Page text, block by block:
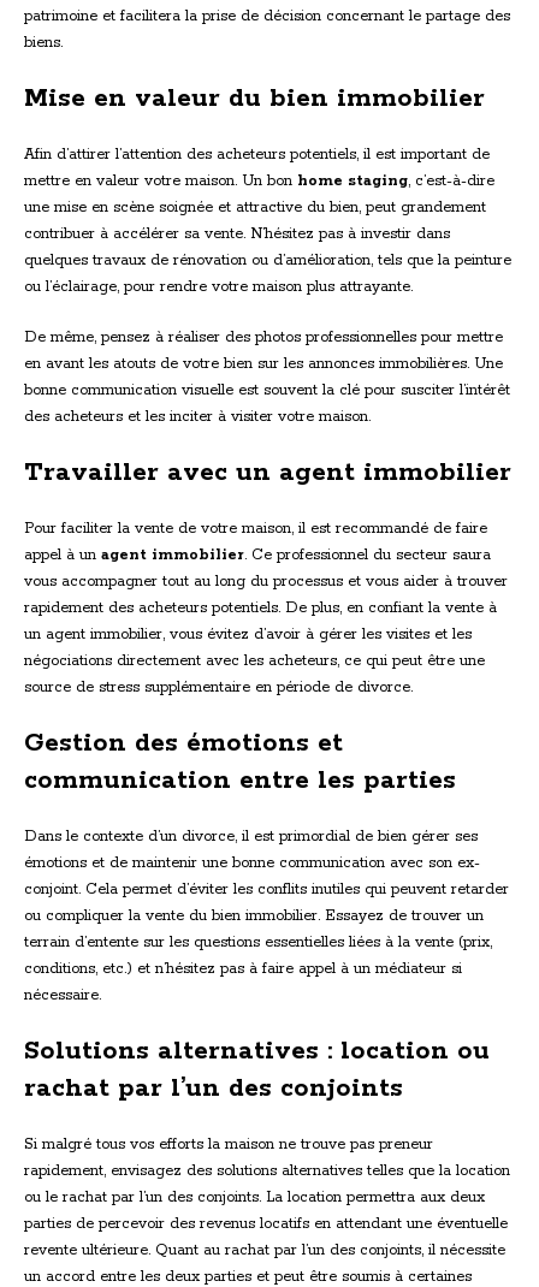
patrimoine et facilitera la prise de décision concernant le partage des
biens.
Mise en valeur du bien immobilier
Afin d’attirer l’attention des acheteurs potentiels, il est important de
mettre en valeur votre maison. Un bon home staging, c’est-à-dire
une mise en scène soignée et attractive du bien, peut grandement
contribuer à accélérer sa vente. N’hésitez pas à investir dans
quelques travaux de rénovation ou d’amélioration, tels que la peinture
ou l’éclairage, pour rendre votre maison plus attrayante.
De même, pensez à réaliser des photos professionnelles pour mettre
en avant les atouts de votre bien sur les annonces immobilières. Une
bonne communication visuelle est souvent la clé pour susciter l’intérêt
des acheteurs et les inciter à visiter votre maison.
Travailler avec un agent immobilier
Pour faciliter la vente de votre maison, il est recommandé de faire
appel à un agent immobilier. Ce professionnel du secteur saura
vous accompagner tout au long du processus et vous aider à trouver
rapidement des acheteurs potentiels. De plus, en confiant la vente à
un agent immobilier, vous évitez d’avoir à gérer les visites et les
négociations directement avec les acheteurs, ce qui peut être une
source de stress supplémentaire en période de divorce.
Gestion des émotions et
communication entre les parties
Dans le contexte d’un divorce, il est primordial de bien gérer ses
émotions et de maintenir une bonne communication avec son ex-
conjoint. Cela permet d’éviter les conflits inutiles qui peuvent retarder
ou compliquer la vente du bien immobilier. Essayez de trouver un
terrain d’entente sur les questions essentielles liées à la vente (prix,
conditions, etc.) et n’hésitez pas à faire appel à un médiateur si
nécessaire.
Solutions alternatives : location ou
rachat par l’un des conjoints
Si malgré tous vos efforts la maison ne trouve pas preneur
rapidement, envisagez des solutions alternatives telles que la location
ou le rachat par l’un des conjoints. La location permettra aux deux
parties de percevoir des revenus locatifs en attendant une éventuelle
revente ultérieure. Quant au rachat par l’un des conjoints, il nécessite
un accord entre les deux parties et peut être soumis à certaines